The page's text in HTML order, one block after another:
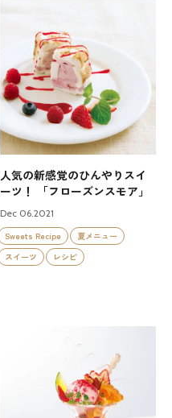
人気の新感覚のひんやりスイ
ーツ！ 「フローズンスモア」
Dec 06.2021
Sweets Recipe
夏メニュー
スイーツ
レシピ